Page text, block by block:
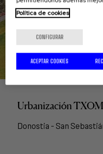
Urbanización
Donostia - San
Política de cookies
CONFIGURAR
ACEPTAR COOKIES